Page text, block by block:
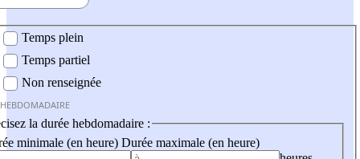
Temps plein
Temps partiel
Non renseignée
la durée hebdomadaire :
minimale (en heure) Durée maximale (en heure)